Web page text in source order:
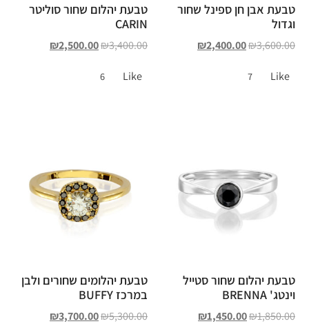
טבעת אבן חן ספינל שחור
וגדול
₪3,600.00
₪2,400.00
Like
7
טבעת יהלום שחור סוליטר
CARIN
₪3,400.00
₪2,500.00
Like
6
טבעת יהלום שחור סטייל
וינטג' BRENNA
₪1,850.00
₪1,450.00
טבעת יהלומים שחורים ולבן
במרכז BUFFY
₪5,300.00
₪3,700.00